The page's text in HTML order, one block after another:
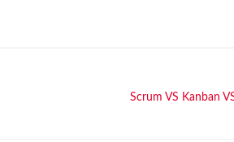
Scrum VS Kanban